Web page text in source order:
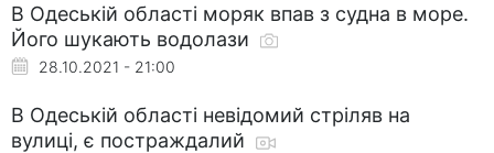
В Одеській області моряк впав з судна в море.
Його шукають водолази
28.10.2021 - 21:00
В Одеській області невідомий стріляв на
вулиці, є постраждалий